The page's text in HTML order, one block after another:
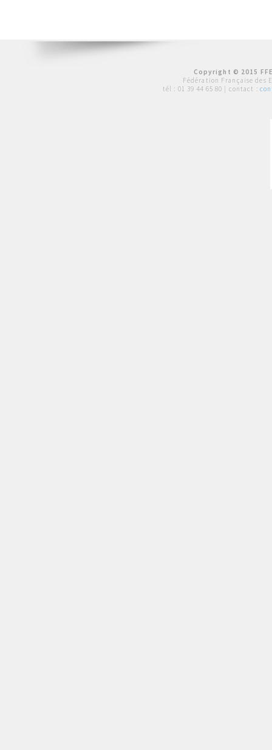
Copyright © 2015
Fédération Française des
tél : 01 39 44 65 80 | contact :